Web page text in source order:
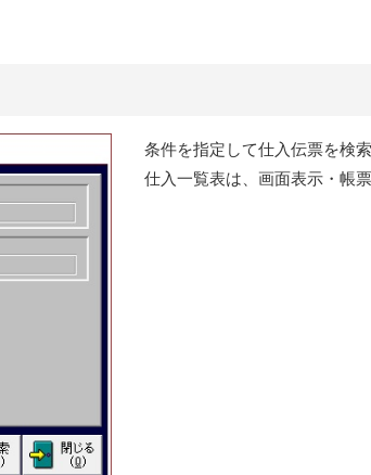
条件を指定して仕入伝票を検索
仕入一覧表は、画面表示・帳